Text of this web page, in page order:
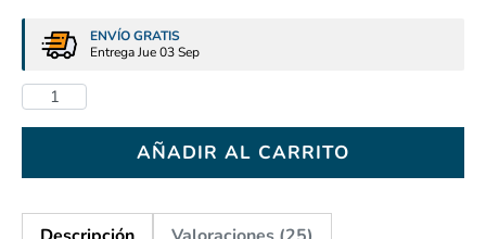
ENVÍO GRATIS
Entrega Jue 03 Sep
AÑADIR AL CARRITO